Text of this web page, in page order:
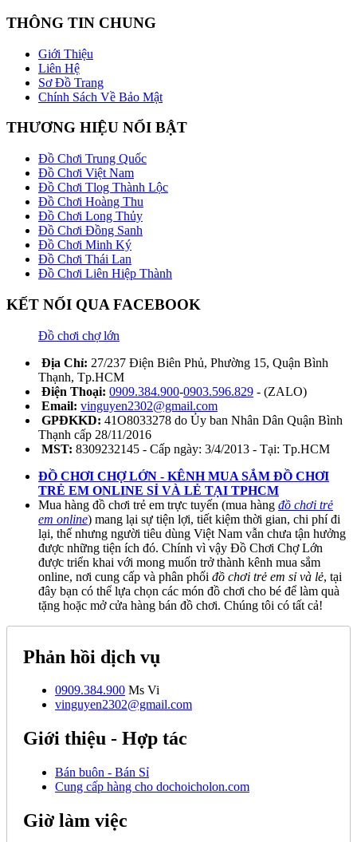
THÔNG TIN CHUNG
Giới Thiệu
Liên Hệ
Sơ Đồ Trang
Chính Sách Về Bảo Mật
THƯƠNG HIỆU NỔI BẬT
Đồ Chơi Trung Quốc
Đồ Chơi Việt Nam
Đồ Chơi Tlog Thành Lộc
Đồ Chơi Hoàng Thu
Đồ Chơi Long Thủy
Đồ Chơi Đồng Sanh
Đồ Chơi Minh Ký
Đồ Chơi Thái Lan
Đồ Chơi Liên Hiệp Thành
KẾT NỐI QUA FACEBOOK
Đồ chơi chợ lớn
Địa Chỉ: 27/237 Điện Biên Phủ, Phường 15, Quận Bình
Thạnh, Tp.HCM
Điện Thoại: 0909.384.900-0903.596.829 - (ZALO)
Email: vinguyen2302@gmail.com
GPĐKKD: 41O8033278 do Ủy ban Nhân Dân Quận Bình
Thạnh cấp 28/11/2016
MST: 8309232145 - Cấp ngày: 3/4/2013 - Tại: Tp.HCM
ĐỒ CHƠI CHỢ LỚN - KÊNH MUA SẮM ĐỒ CHƠI
TRẺ EM ONLINE SỈ VÀ LẺ TẠI TPHCM
Mua hàng đồ chơi trẻ em trực tuyến (mua hàng đồ chơi trẻ
em online) mang lại sự tiện lợi, tiết kiệm thời gian, chi phí đi
lại, thế nhưng người tiêu dùng Việt Nam vẫn chưa tận hưởng
được những tiện ích đó. Chính vì vậy Đồ Chơi Chợ Lớn
được triển khai với mong muốn trở thành kênh mua sắm
online, nơi cung cấp và phân phối đồ chơi trẻ em sỉ và lẻ, tại
đây bạn có thể lựa chọn các món đồ chơi cho bé để làm quà
tặng hoặc mở cửa hàng bán đồ chơi. Chúng tôi có tất cả!
Phản hồi dịch vụ
0909.384.900 Ms Vi
vinguyen2302@gmail.com
Giới thiệu - Hợp tác
Bán buôn - Bán Sỉ
Cung cấp hàng cho dochoicholon.com
Giờ làm việc